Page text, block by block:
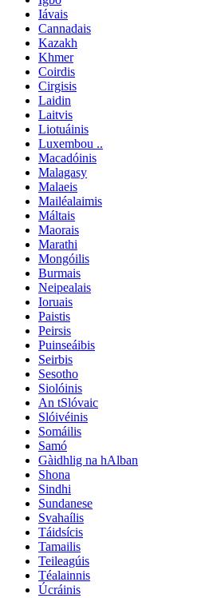
Iávais
Cannadais
Kazakh
Khmer
Coirdis
Cirgisis
Laidin
Laitvis
Liotuáinis
Luxembou ..
Macadóinis
Malagasy
Malaeis
Mailéalaimis
Máltais
Maorais
Marathi
Mongóilis
Burmais
Neipealais
Ioruais
Paistis
Peirsis
Puinseáibis
Seirbis
Sesotho
Siolóinis
An tSlóvaic
Slóivéinis
Somáilis
Samó
Gàidhlig na hAlban
Shona
Sindhi
Sundanese
Svahaílis
Táidsícis
Tamailis
Teileagúis
Téalainnis
Úcráinis